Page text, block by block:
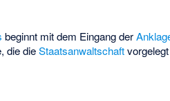
beginnt mit dem Eingang der
die dieStaatsanwaltschaft